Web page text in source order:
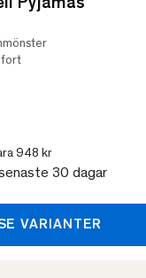
Pyjamas
948 kr
30 dagar
VARIANTER